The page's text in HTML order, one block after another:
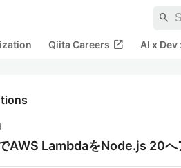
search
Qiita Careers open_in_new AI x Dev
AWS LambdaをNode.js 20へ